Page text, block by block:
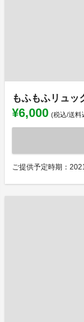
もふもふリュッ
¥6,000 (税込/送料
ご提供予定時期：